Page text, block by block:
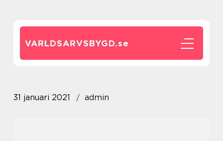
VARLDSARVSBYGD.se
31 januari 2021 admin